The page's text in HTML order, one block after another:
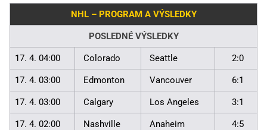
NHL – PROGRAM A VÝSLEDKY
POSLEDNÉ VÝSLEDKY
17. 4. 04:00 Colorado Seattle 2:0
17. 4. 03:00 Edmonton Vancouver 6:1
17. 4. 03:00 Calgary Los Angeles 3:1
17. 4. 02:00 Nashville Anaheim 4:5